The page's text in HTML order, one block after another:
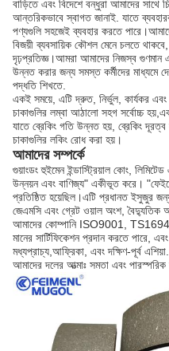
বাড়িতে এবং বিদেশে বন্ধুরা আমাদের সাথে
আন্তরিকভাবে স্বাগত জানাই. যাতে
পণ্যগুলি সহজেই ব্যবহার করতে
বিজয়ী ব্যবসায়িক কৌশল মেনে চলতে
দৃঢ়প্রতিজ্ঞ।আমরা আমাদের নিজস্ব গুণমান
উন্নত করার জন্য সমস্ত কর্মীদের মাধ্যমে
পদ্ধতি শিখতে.
একই সময়ে, এটি দ্রুত, নির্ভুল, কার্যকর এবং
চাকাগুলির লম্বা আঠালো সহগ সর্বোচ্চ
যাতে ব্রেকিং গতি উন্নত হয়, ব্রেকিং
চাকাগুলির লকিং রোধ করা হয়।
আমাদের সম্পর্কে
গুয়াংডং হুইমেন ইন্ডাস্ট্রিয়াল কোং,
উন্নয়ন এবং বাণিজ্য" একীভূত করে।
প্রতিষ্ঠিত হয়েছিল।এটি প্রধানত ইসুজুর
জেএমসি এবং গ্রেট ওয়াল অংশ, বৈদ্যুতিক
আমাদের কোম্পানি ISO9001,
মানের সার্টিফিকেশন প্রদান করতে পারে,
মধ্যপ্রাচ্য,আফ্রিকা, এবং দক্ষিণ-পূর্ব
আমাদের দলের আত্মাঃ সমতা এবং পারস্পরিক